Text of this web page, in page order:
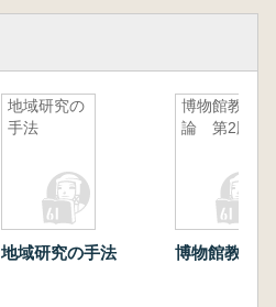
地域研究の
手法
地域研究の手法
博物館教育
論 第2版
博物館教育